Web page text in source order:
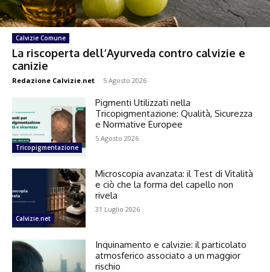
Calvizie Comune
La riscoperta dell’Ayurveda contro calvizie e
canizie
Redazione Calvizie.net - 5 Agosto 2026
Tricopigmentazione
Pigmenti Utilizzati nella
Tricopigmentazione: Qualità, Sicurezza
e Normative Europee
5 Agosto 2026
Calvizie.net
Microscopia avanzata: il Test di Vitalità
e ciò che la forma del capello non
rivela
31 Luglio 2026
Inquinamento e calvizie: il particolato
atmosferico associato a un maggior
rischio